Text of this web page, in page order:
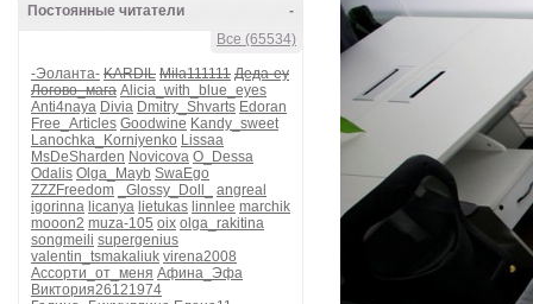
-
Постоянные читатели
Все (65534)
-Эоланта- KARDIL Mila111111 Деда-еу
Логово_мага Alicia_with_blue_eyes
Anti4naya Divia Dmitry_Shvarts Edoran
Free_Articles Goodwine Kandy_sweet
Lanochka_Korniyenko Lissaa
MsDeSharden Novicova O_Dessa
Odalis Olga_Mayb SwaEgo
ZZZFreedom
_Glossy_Doll_
angreal
igorinna licanya lietukas linnlee marchik
mooon2 muza-105 oix olga_rakitina
songmeili supergenius
valentin_tsmakaliuk virena2008
Ассорти_от_меня Афина_Эфа
Виктория26121974